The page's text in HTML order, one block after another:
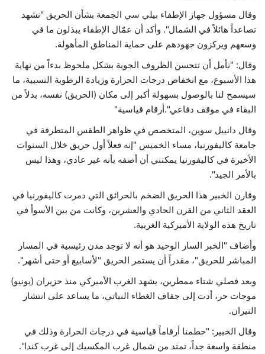
وقال مسؤول جهاز الإطفاء بيلي سي الجمعة بشأن الحريق "نشهد
تصاعداً هائلاً في الشمال". وأكد أن عمّال الإطفاء يبذلون ما في
وسعهم ويركزون جهودهم على حماية المناطق المأهولة.
وقال: "نأمل أن تتحسن الظروف الجوية بشكل ملحوظ بدءاً من نهاية
هذا الأسبوع، مع انخفاض درجات الحرارة وزيادة الرطوبة النسبية، ما
سيسمح لنا بالوصول بسهولة أكبر إلى مكان (الحريق) نفسه، بدلاً من
البقاء في موقف دفاعي".أرقام قياسية"
وقال دانييل سوين، المتخصص في ظواهر الطقس المتطرفة في
جامعة كاليفورنيا، مساء الخميس "إنه فعلاً أول حريق خلال السنوات
الأخيرة في كاليفورنيا يمكنني أن أصفه بأنه غير عادي، وهذا ليس
بالأمر الجيد".
وقارن الخبير هذا الحريق الضخم بالحرائق التي دمرت كاليفورنيا في
العقد الثاني من القرن الحادي والعشرين، وكانت من بين الأسوأ في
تاريخ هذه الولاية الأميركية الغربية.
وأضاف "الخبر السار الوحيد هو أنه لا توجد مدن رئيسية في المسار
المباشر للحريق"، مقدراً أن يستمر الحريق "لأسابيع أو حتى أشهر".
وبعد فصلي شتاء ممطرين، يشهد الغرب الأميركي منذ حزيران (يونيو)
موجات حر، أدت إلى جفاف الغطاء النباتي، ما يساعد على انتشار
النيران.
وقال الخبير: "حطمنا أرقاماً قياسية في درجات الحرارة وذلك في
منطقة واسعة جداً، تمتد من شمال غرب المكسيك إلى غرب كندا".